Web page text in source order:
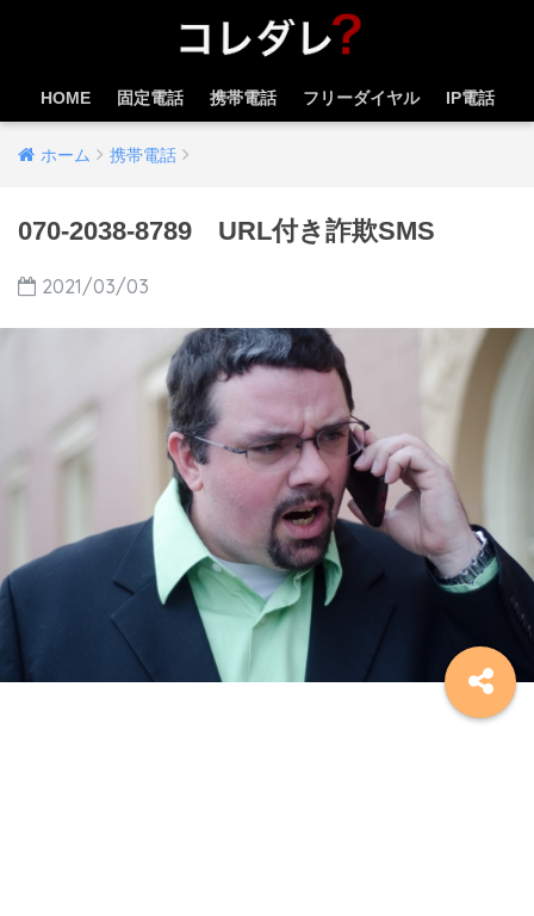
HOME 固定電話 携帯電話 フリーダイヤル IP電話
ホーム 携帯電話
070-2038-8789 URL付き詐欺SMS
2021/03/03